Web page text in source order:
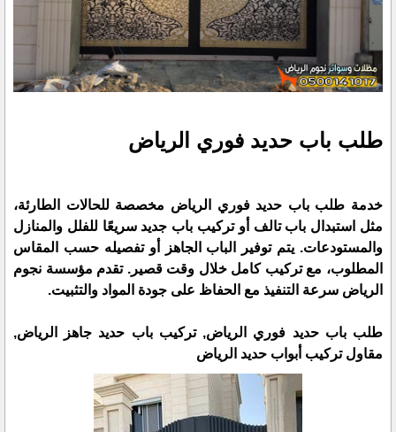
طلب باب حديد فوري الرياض
خدمة طلب باب حديد فوري الرياض مخصصة للحالات الطارئة،
مثل استبدال باب تالف أو تركيب باب جديد سريعًا للفلل والمنازل
والمستودعات. يتم توفير الباب الجاهز أو تفصيله حسب المقاس
المطلوب، مع تركيب كامل خلال وقت قصير. تقدم مؤسسة نجوم
الرياض سرعة التنفيذ مع الحفاظ على جودة المواد والتثبيت.
طلب باب حديد فوري الرياض, تركيب باب حديد جاهز الرياض,
مقاول تركيب أبواب حديد الرياض